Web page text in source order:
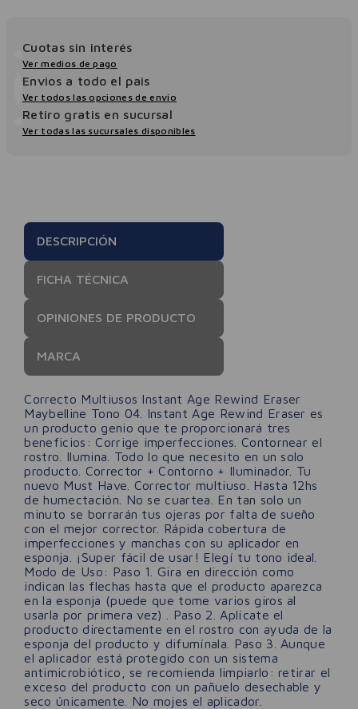
Cuotas sin interés
Ver medios de pago
Envios a todo el pais
Ver todos las opciones de envio
Retiro gratis en sucursal
Ver todas las sucursales disponibles
DESCRIPCIÓN
FICHA TÉCNICA
OPINIONES DE PRODUCTO
MARCA
Correcto Multiusos Instant Age Rewind Eraser
Maybelline Tono 04. Instant Age Rewind Eraser es
un producto genio que te proporcionará tres
beneficios: Corrige imperfecciones. Contornear el
rostro. Ilumina. Todo lo que necesito en un solo
producto. Corrector + Contorno + Iluminador. Tu
nuevo Must Have. Corrector multiuso. Hasta 12hs
de humectación. No se cuartea. En tan solo un
minuto se borrarán tus ojeras por falta de sueño
con el mejor corrector. Rápida cobertura de
imperfecciones y manchas con su aplicador en
esponja. ¡Super fácil de usar! Elegí tu tono ideal.
Modo de Uso: Paso 1. Gira en dirección como
indican las flechas hasta que el producto aparezca
en la esponja (puede que tome varios giros al
usarla por primera vez) . Paso 2. Aplícate el
producto directamente en el rostro con ayuda de la
esponja del producto y difumínala. Paso 3. Aunque
el aplicador está protegido con un sistema
antimicrobiótico, se recomienda limpiarlo: retirar el
exceso del producto con un pañuelo desechable y
seco únicamente. No mojes el aplicador.